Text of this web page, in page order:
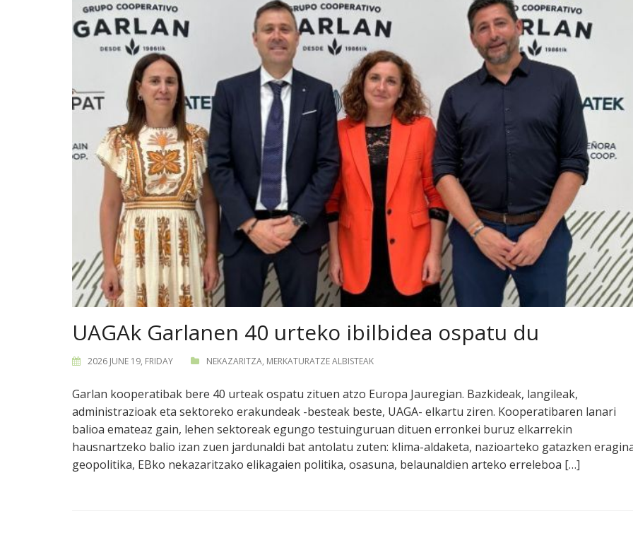
UAGAk Garlanen 40 urteko ibilbidea ospatu du
2026 JUNE 19, FRIDAY NEKAZARITZA, MERKATURATZE ALBISTEAK
Garlan kooperatibak bere 40 urteak ospatu zituen atzo Europa Jauregian. Bazkideak, langileak,
administrazioak eta sektoreko erakundeak -besteak beste, UAGA- elkartu ziren. Kooperatibaren lanari
balioa emateaz gain, lehen sektoreak egungo testuinguruan dituen erronkei buruz elkarrekin
hausnartzeko balio izan zuen jardunaldi bat antolatu zuten: klima-aldaketa, nazioarteko gatazken
geopolitika, EBko nekazaritzako elikagaien politika, osasuna, belaunaldien arteko erreleboa […]